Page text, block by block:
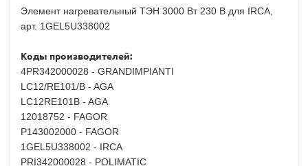
Элемент нагревательный ТЭН 3000 Вт 230 В для IRCA,
арт. 1GEL5U338002
Коды производителей:
4PR342000028 - GRANDIMPIANTI
LC12/RE101/B - AGA
LC12RE101B - AGA
12018752 - FAGOR
P143002000 - FAGOR
1GEL5U338002 - IRCA
PRI342000028 - POLIMATIC